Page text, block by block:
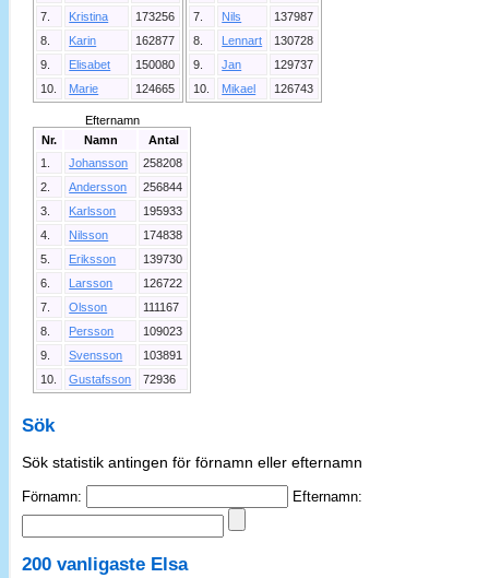
7.
Kristina
173256
8.
Karin
162877
9.
Elisabet
150080
10.
Marie 124665
7.
Nils
137987
8.
Lennart
130728
9.
Jan
129737
10.
Mikael 126743
Efternamn
Nr.
Namn
Antal
1.
Johansson
258208
2.
Andersson
256844
3.
Karlsson
195933
4.
Nilsson
174838
5.
Eriksson
139730
6.
Larsson
126722
7.
Olsson
111167
8.
Persson
109023
9.
Svensson
103891
10.
Gustafsson 72936
Sök
Sök statistik antingen för förnamn eller efternamn
Förnamn: Efternamn:
200 vanligaste Elsa